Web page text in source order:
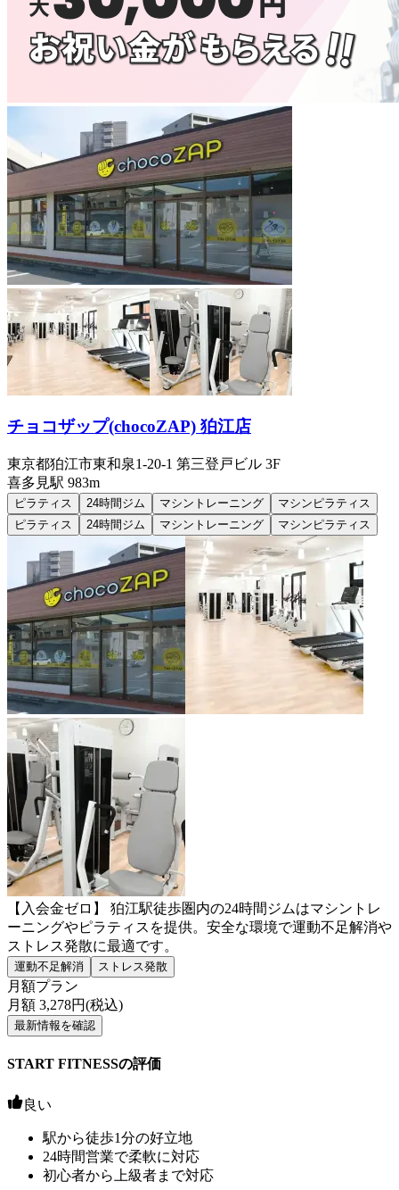
チョコザップ(chocoZAP) 狛江店
東京都狛江市東和泉1-20-1 第三登戸ビル 3F
喜多見駅 983m
ピラティス 24時間ジム マシントレーニング
マシンピラティス
ピラティス
24時間ジム マシントレーニング マシンピラティス
【入会金ゼロ】 狛江駅徒歩圏内の24時間ジムはマシントレ
ーニングやピラティスを提供。安全な環境で運動不足解消や
ストレス発散に最適です。
運動不足解消 ストレス発散
月額プラン
月額 3,278円(税込)
最新情報を確認
START FITNESSの評価
良い
駅から徒歩1分の好立地
24時間営業で柔軟に対応
初心者から上級者まで対応